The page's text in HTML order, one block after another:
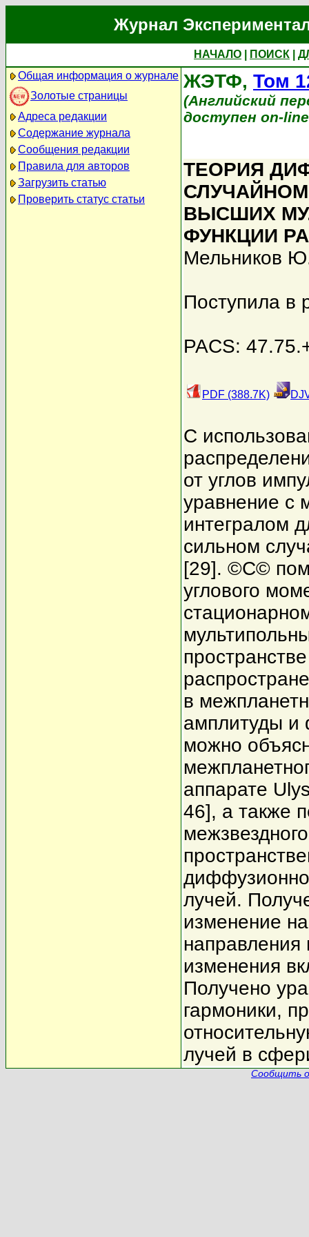
Журнал
НАЧАЛО ПОИСК
Общая информация о журнале
Золотые страницы
Адреса редакции
Содержание журнала
Сообщения редакции
Правила для авторов
Загрузить статью
Проверить статус статьи
ЖЭТФ, Том
(Английский
доступен on-
ТЕОРИЯ
ВЫСШИХ
ФУНКЦИИ
Мельников
Поступила в
PACS:
PDF (388.7K)
С
от углов
уравнение с
интегралом
сильном
[29]. ©С©
углового
в
амплитуды и
можно
аппарате
46], а также
лучей.
изменение
направления
изменения
Получено
гармоники,
лучей в
Сообщить о